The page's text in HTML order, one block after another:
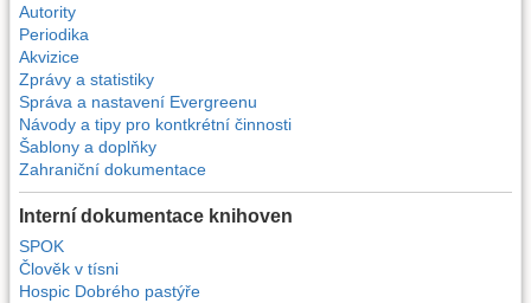
Autority
Periodika
Akvizice
Zprávy a statistiky
Správa a nastavení Evergreenu
Návody a tipy pro kontkrétní činnosti
Šablony a doplňky
Zahraniční dokumentace
Interní dokumentace knihoven
SPOK
Člověk v tísni
Hospic Dobrého pastýře